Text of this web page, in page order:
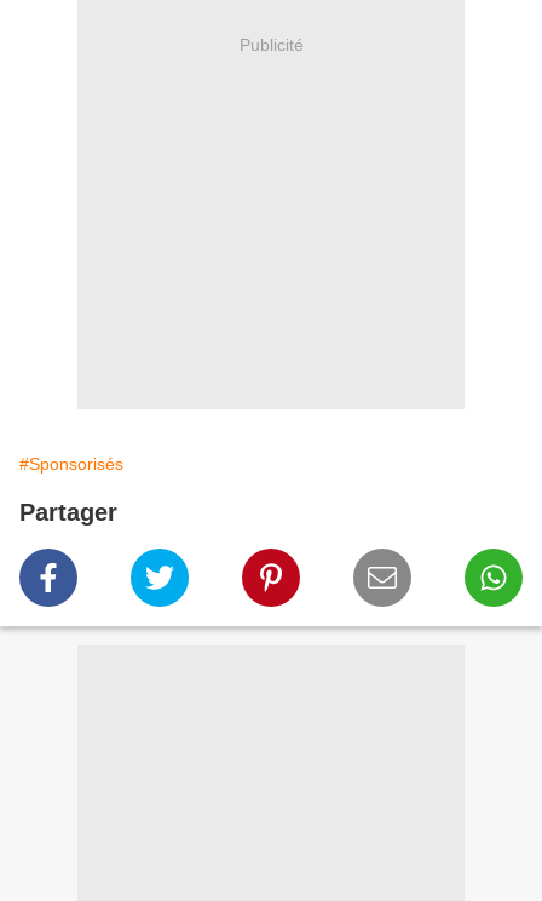
Publicité
#Sponsorisés
Partager